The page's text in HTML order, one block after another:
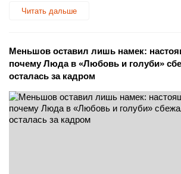
Читать дальше
Меньшов оставил лишь намек:
почему Люда в «Любовь и голуби»
осталась за кадром